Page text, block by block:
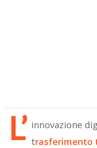
L’ innovazione
trasferimento